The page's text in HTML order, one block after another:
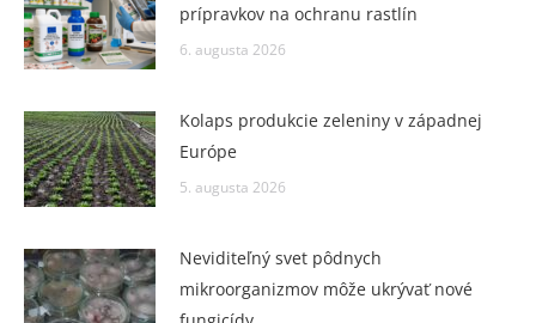
prípravkov na ochranu rastlín
6. augusta 2026
Kolaps produkcie zeleniny v západnej
Európe
5. augusta 2026
Neviditeľný svet pôdnych
mikroorganizmov môže ukrývať nové